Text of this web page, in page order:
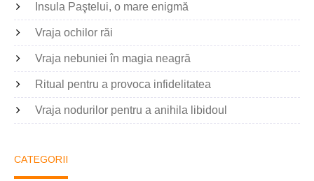
Insula Paştelui, o mare enigmă
Vraja ochilor răi
Vraja nebuniei în magia neagră
Ritual pentru a provoca infidelitatea
Vraja nodurilor pentru a anihila libidoul
CATEGORII